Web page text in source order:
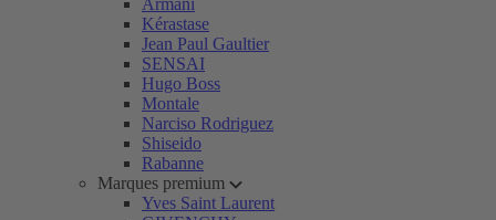
Armani
Kérastase
Jean Paul Gaultier
SENSAI
Hugo Boss
Montale
Narciso Rodriguez
Shiseido
Rabanne
Marques premium
Yves Saint Laurent